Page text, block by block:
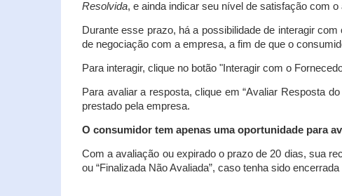
Resolvida, e ainda indicar seu nível de satisfação com o
Durante esse prazo, há a possibilidade de interagir
de negociação com a empresa, a fim de que o
Para interagir, clique no botão "Interagir com o
Para avaliar a resposta, clique em “Avaliar Resposta
prestado pela empresa.
O consumidor tem apenas uma oportunidade para
Com a avaliação ou expirado o prazo de 20 dias, sua
ou “Finalizada Não Avaliada”, caso tenha sido